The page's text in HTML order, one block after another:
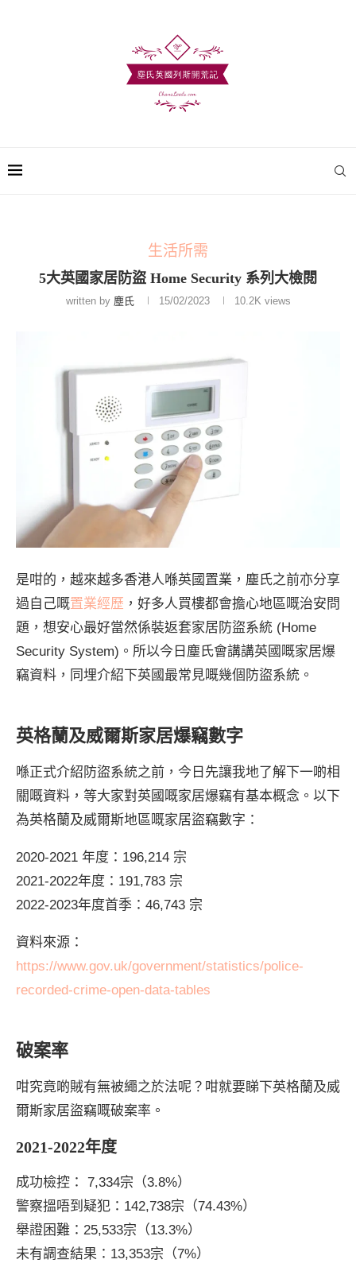
生活所需
5大英國家居防盜 Home Security 系列大檢閱
written by 塵氏 15/02/2023 10.2K views
是咁的，越來越多香港人喺英國置業，塵氏之前亦分享
過自己嘅置業經歷 ，好多人買樓都會擔心地區嘅治安問
題，想安心最好當然係裝返套家居防盜系統 (Home
Security System)。所以今日塵氏會講講英國嘅家居爆
竊資料，同埋介紹下英國最常見嘅幾個防盜系統。
英格蘭及威爾斯家居爆竊數字
喺正式介紹防盜系統之前，今日先讓我地了解下一啲相
關嘅資料，等大家對英國嘅家居爆竊有基本概念。以下
為英格蘭及威爾斯地區嘅家居盜竊數字：
2020-2021 年度：196,214 宗
2021-2022年度：191,783 宗
2022-2023年度首季：46,743 宗
資料來源：
https://www.gov.uk/government/statistics/police-
recorded-crime-open-data-tables
破案率
咁究竟啲賊有無被繩之於法呢？咁就要睇下英格蘭及威
爾斯家居盜竊嘅破案率。
2021-2022年度
成功檢控： 7,334宗（3.8%）
警察搵唔到疑犯：142,738宗（74.43%）
舉證困難：25,533宗（13.3%）
未有調查結果：13,353宗（7%）